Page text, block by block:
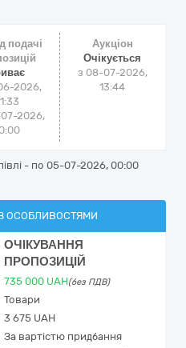
подачі
2026,
2026,
Аукціон
Очікується
з 08-07-2026,
13:44
- по 05-07-2026, 00:00
З ОСОБЛИВОСТЯМИ
ОЧІКУВАННЯ
ПРОПОЗИЦІЙ
735 000 UAH(без ПДВ)
Товари
3 675 UAH
За вартістю придбання